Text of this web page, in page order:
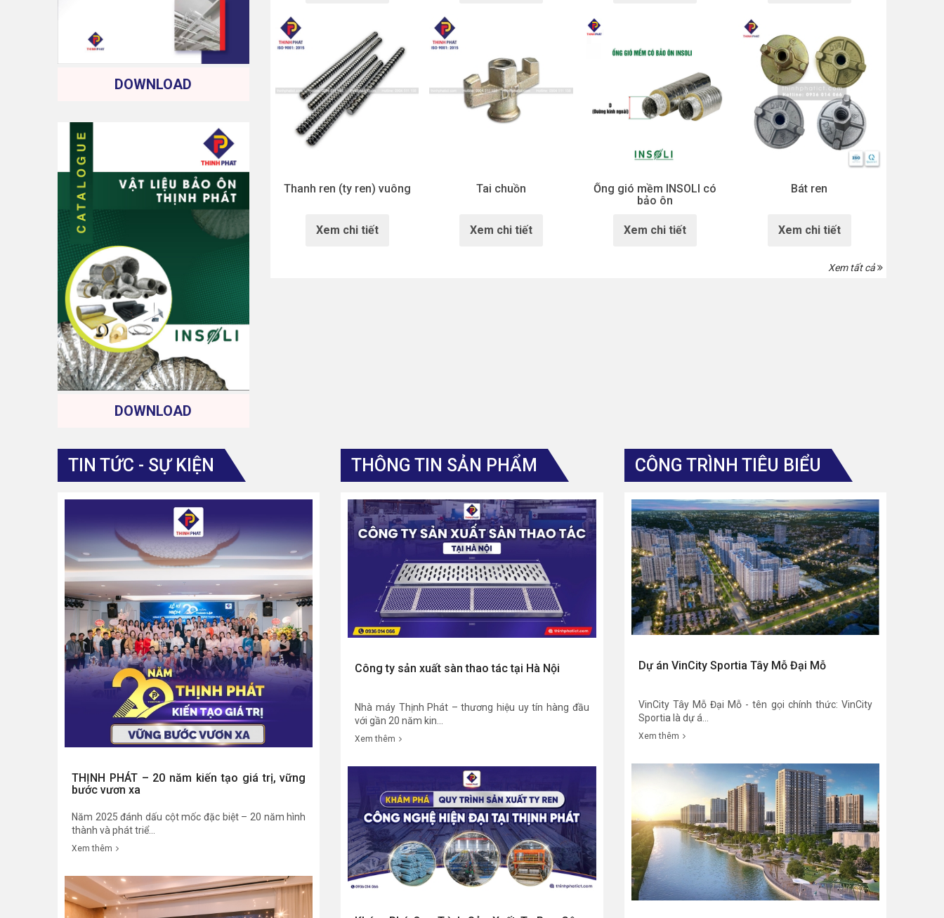
Thanh ren (ty ren) vuông
Xem chi tiết
Tai chuồn
Xem chi tiết
Ống gió mềm INSOLI có
bảo ôn
Xem chi tiết
Bát ren
Xem chi tiết
Xem tất cả
DOWNLOAD
DOWNLOAD
TIN TỨC - SỰ KIỆN
THỊNH PHÁT – 20 năm kiến tạo giá trị, vững
bước vươn xa
Năm 2025 đánh dấu cột mốc đặc biệt – 20 năm hình
thành và phát triể...
Xem thêm
THÔNG TIN SẢN PHẨM
Công ty sản xuất sàn thao tác tại Hà Nội
Nhà máy Thịnh Phát – thương hiệu uy tín hàng đầu
với gần 20 năm kin...
Xem thêm
CÔNG TRÌNH TIÊU BIỂU
Dự án VinCity Sportia Tây Mỗ Đại Mỗ
VinCity Tây Mỗ Đại Mỗ - tên gọi chính thức: VinCity
Sportia là dự á...
Xem thêm